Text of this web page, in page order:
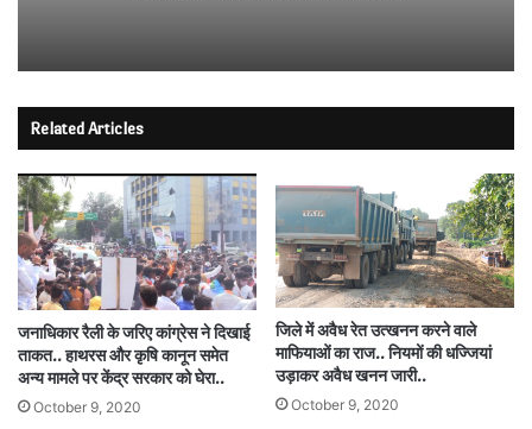
Related Articles
जनाधिकार रैली के जरिए कांग्रेस ने दिखाई
ताकत.. हाथरस और कृषि कानून समेत
अन्य मामले पर केंद्र सरकार को घेरा..
October 9, 2020
जिले में अवैध रेत उत्खनन करने वाले
माफियाओं का राज.. नियमों की धज्जियां
उड़ाकर अवैध खनन जारी..
October 9, 2020